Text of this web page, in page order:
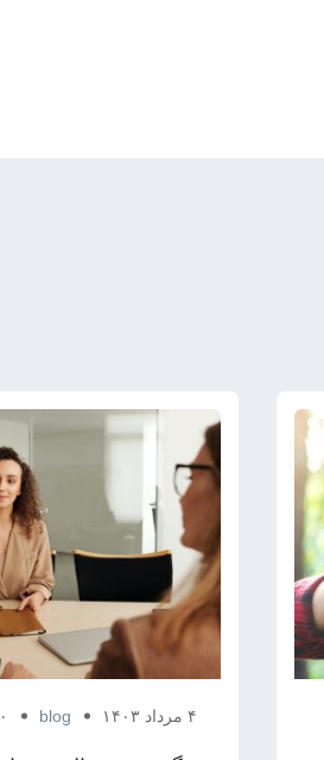
۴ مرداد ۱۴۰۳ blog ۰ دیدگاه